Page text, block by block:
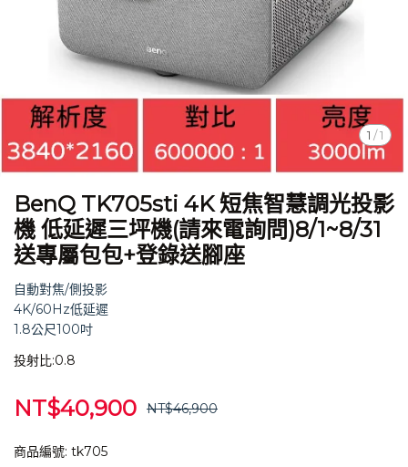
1 /1
BenQ TK705sti 4K 短焦智慧調光投影
機 低延遲三坪機(請來電詢問)8/1~8/31
送專屬包包+登錄送腳座
自動對焦/側投影
4K/60Hz低延遲
1.8公尺100吋
投射比:0.8
NT$40,900 NT$46,900
商品編號: tk705